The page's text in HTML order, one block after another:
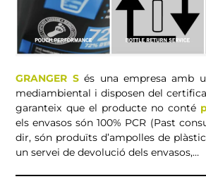
GRANGER Sés una empresa amb
mediambiental i disposen del
garanteix que el producte no conté
els envasos són 100% PCR (Past
dir, són produïts d’ampolles de
un servei de devolució dels envasos,…